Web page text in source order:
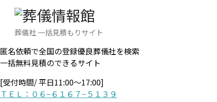
葬儀社 一括見積もりサイト
匿名依頼で全国の登録優良葬儀社を検索
一括無料見積のできるサイト
[受付時間/ 平日11:00〜17:00]
ＴＥＬ：０６−６１６７−５１３９